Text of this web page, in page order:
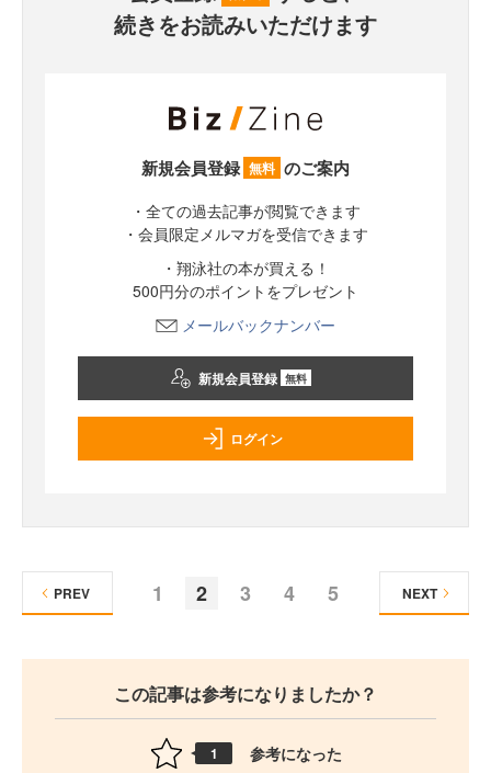
続きをお読みいただけます
新規会員登録 無料 のご案内
・全ての過去記事が閲覧できます
・会員限定メルマガを受信できます
・翔泳社の本が買える！
500円分のポイントをプレゼント
メールバックナンバー
新規会員登録 無料
ログイン
1 2 3 4 5
PREV NEXT
この記事は参考になりましたか？
1 参考になった